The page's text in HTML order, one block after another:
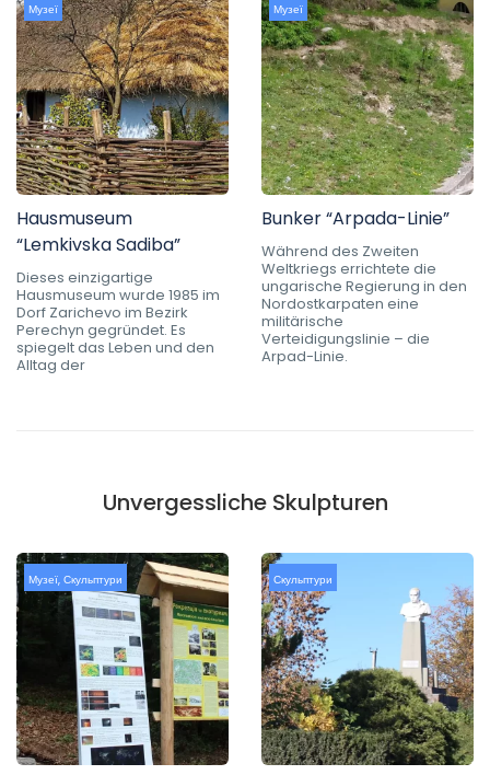
Музеї
Hausmuseum
“Lemkivska Sadiba”
Dieses einzigartige
Hausmuseum wurde 1985 im
Dorf Zarichevo im Bezirk
Perechyn gegründet. Es
spiegelt das Leben und den
Alltag der
Музеї
Bunker “Arpada-Linie”
Während des Zweiten
Weltkriegs errichtete die
ungarische Regierung in den
Nordostkarpaten eine
militärische
Verteidigungslinie – die
Arpad-Linie.
Unvergessliche Skulpturen
Музеї, Скульптури Скульптури